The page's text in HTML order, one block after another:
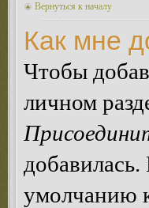
Вернуться к началу
Как мне
Чтобы
личном
умолчанию